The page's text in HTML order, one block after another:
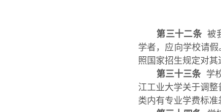
第三十二条被
学者，应向学校请
照国家招生规定对
第三十三条学
江工业大学关于调
类内有专业学费标